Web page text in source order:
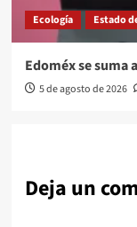
Ecología Estado
Edoméx se suma
5 de agosto de 2026
Deja un